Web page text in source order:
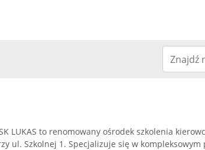
LUKAS to renomowany ośrodek szkolenia
ul. Szkolnej 1. Specjalizuje się w